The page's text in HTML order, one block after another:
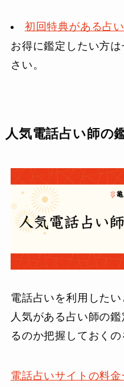
初回特典がある占
お得に鑑定したい方
さい。
人気電話占い師の
電話占いを利用したい
人気がある占い師の
るのか把握しておくの
電話占いサイトの料金